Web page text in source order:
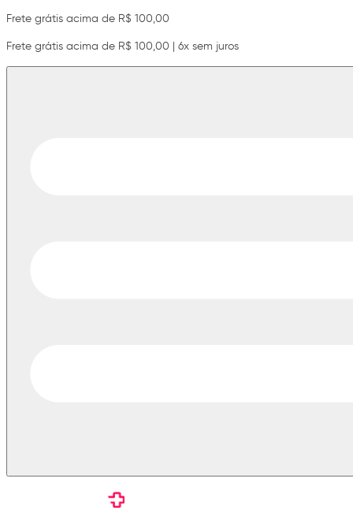
Frete grátis acima de R$ 100,00
Frete grátis acima de R$ 100,00 | 6x sem juros